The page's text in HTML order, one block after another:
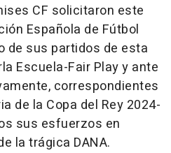
CF solicitaron este
Española de Fútbol
de sus partidos de esta
Escuela-Fair Play y ante
correspondientes
de la Copa del Rey 2024-
sus esfuerzos en
la trágica DANA.